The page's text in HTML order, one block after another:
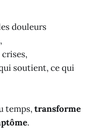
douleurs
soutient, ce qui
temps,transforme
.